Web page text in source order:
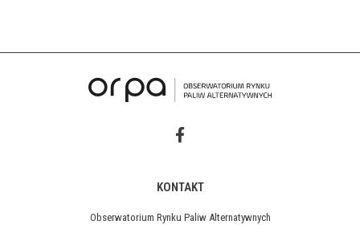
KONTAKT
Obserwatorium Rynku Paliw Alternatywnych